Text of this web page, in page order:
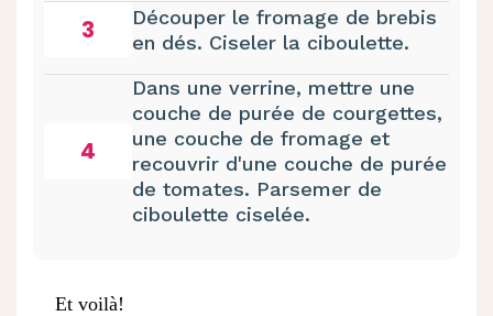
3
Découper le fromage de brebis
en dés. Ciseler la ciboulette.
4
Dans une verrine, mettre une
couche de purée de courgettes,
une couche de fromage et
recouvrir d'une couche de purée
de tomates. Parsemer de
ciboulette ciselée.
Et voilà!